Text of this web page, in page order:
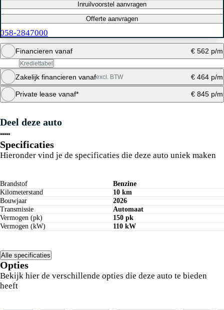
Inruilvoorstel aanvragen
Offerte aanvragen
058-2847000
Financieren vanaf € 562 p/m
Krediettabel
Maandbedrag berekenen
Zakelijk financieren vanafexcl. BTW € 464 p/m
Maandbedrag berekenen
Private lease vanaf* € 845 p/m
Deel deze auto
Specificaties
Hieronder vind je de specificaties die deze auto uniek maken
Brandstof
Benzine
Kilometerstand
10 km
Bouwjaar
2026
Transmissie
Automaat
Vermogen (pk)
150 pk
Vermogen (kW)
110 kW
Alle specificaties
Opties
Bekijk hier de verschillende opties die deze auto te bieden
heeft